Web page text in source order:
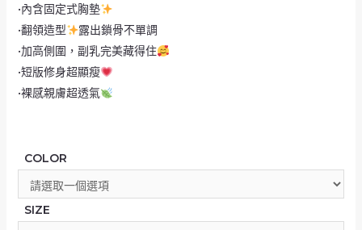
•內含固定式胸墊
•翻領造型
露出鎖骨不單調
•加高側圍，副乳完美藏得住
•短版修身超顯瘦
•裸感親膚超透氣
COLOR
SIZE